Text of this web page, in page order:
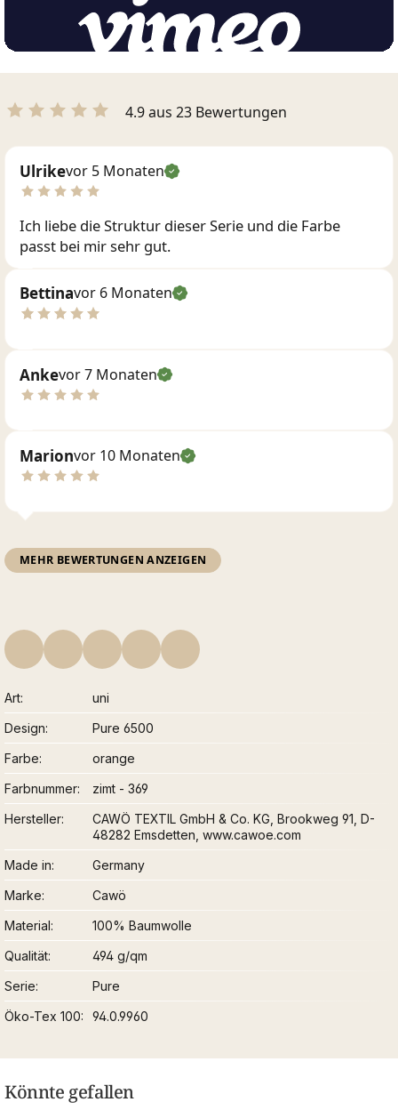
4.9 aus 23 Bewertungen
Ulrikevor 5 Monaten
Ich liebe die Struktur dieser Serie und die Farbe
passt bei mir sehr gut.
Bettinavor 6 Monaten
Ankevor 7 Monaten
Marionvor 10 Monaten
MEHR BEWERTUNGEN ANZEIGEN
Art
uni
Design
Pure 6500
Farbe
orange
Farbnummer
zimt - 369
Hersteller
CAWÖ TEXTIL GmbH & Co. KG, Brookweg 91, D-
48282 Emsdetten, www.cawoe.com
Made in
Germany
Marke
Cawö
Material
100% Baumwolle
Qualität
494 g/qm
Serie
Pure
Öko-Tex 100
94.0.9960
Könnte gefallen